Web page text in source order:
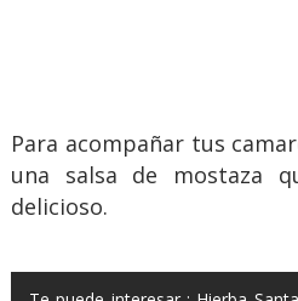
Para acompañar tus
una salsa de mostaza
delicioso.